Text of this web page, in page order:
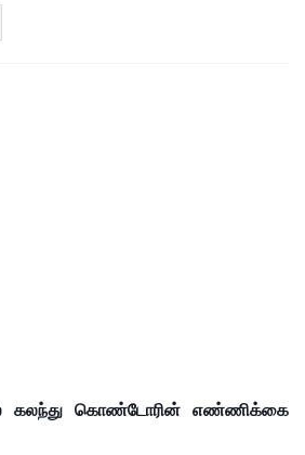
கலந்து கொண்டோரின் எண்ணிக்கை